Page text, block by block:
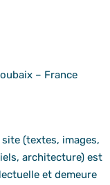
– France
site (textes, images,
architecture) est
et demeure